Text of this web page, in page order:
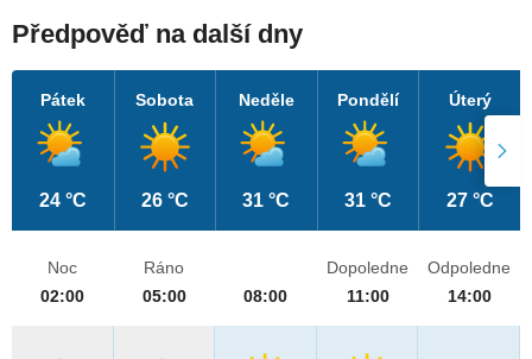
Předpověď na další dny
Pátek
24 °C
Sobota
26 °C
Neděle
31 °C
Pondělí
31 °C
Úterý
27 °C
Noc
02:00
Ráno
05:00
08:00
Dopoledne
11:00
Odpoledne
14:00